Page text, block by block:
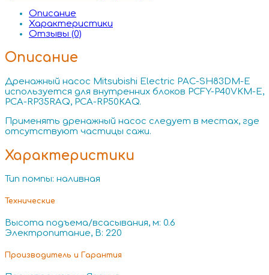
Описание
Характеристики
Отзывы (0)
Описание
Дренажный насос Mitsubishi Electric PAC-SH83DM-E
используется для внутренних блоков PCFY-P40VKM-E,
PCA-RP35RAQ, PCA-RP50KAQ.
Применять дренажный насос следует в местах, где
отсутствуют частицы сажи.
Характеристики
Тип помпы: наливная
Технические
Высота подъема/всасывания, м: 0.6
Электропитание, В: 220
Производитель и Гарантия